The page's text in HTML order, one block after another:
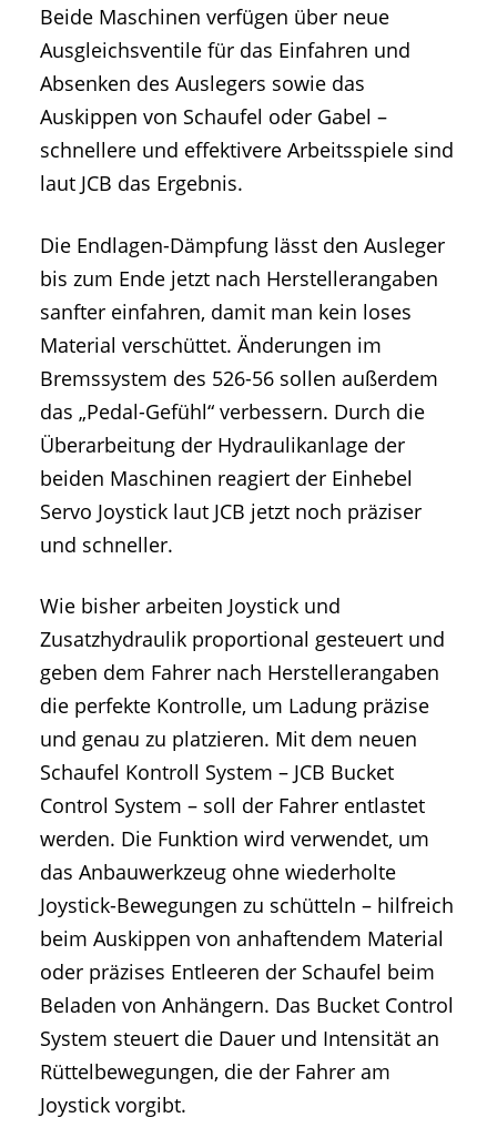
Beide Maschinen verfügen über neue
Ausgleichsventile für das Einfahren und
Absenken des Auslegers sowie das
Auskippen von Schaufel oder Gabel –
schnellere und effektivere Arbeitsspiele sind
laut JCB das Ergebnis.
Die Endlagen-Dämpfung lässt den Ausleger
bis zum Ende jetzt nach Herstellerangaben
sanfter einfahren, damit man kein loses
Material verschüttet. Änderungen im
Bremssystem des 526-56 sollen außerdem
das „Pedal-Gefühl“ verbessern. Durch die
Überarbeitung der Hydraulikanlage der
beiden Maschinen reagiert der Einhebel
Servo Joystick laut JCB jetzt noch präziser
und schneller.
Wie bisher arbeiten Joystick und
Zusatzhydraulik proportional gesteuert und
geben dem Fahrer nach Herstellerangaben
die perfekte Kontrolle, um Ladung präzise
und genau zu platzieren. Mit dem neuen
Schaufel Kontroll System – JCB Bucket
Control System – soll der Fahrer entlastet
werden. Die Funktion wird verwendet, um
das Anbauwerkzeug ohne wiederholte
Joystick-Bewegungen zu schütteln – hilfreich
beim Auskippen von anhaftendem Material
oder präzises Entleeren der Schaufel beim
Beladen von Anhängern. Das Bucket Control
System steuert die Dauer und Intensität an
Rüttelbewegungen, die der Fahrer am
Joystick vorgibt.